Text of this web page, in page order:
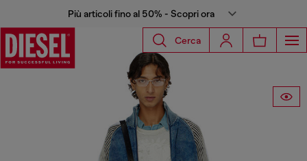
Più articoli fino al 50% - Scopri ora
Cerca